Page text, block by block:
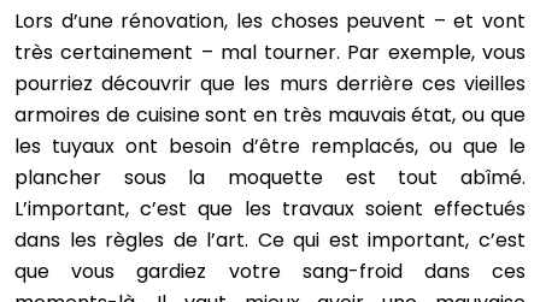
Lors d’une rénovation, les choses peuvent – et vont
très certainement – mal tourner. Par exemple, vous
pourriez découvrir que les murs derrière ces vieilles
armoires de cuisine sont en très mauvais état, ou que
les tuyaux ont besoin d’être remplacés, ou que le
plancher sous la moquette est tout abîmé.
L’important, c’est que les travaux soient effectués
dans les règles de l’art. Ce qui est important, c’est
que vous gardiez votre sang-froid dans ces